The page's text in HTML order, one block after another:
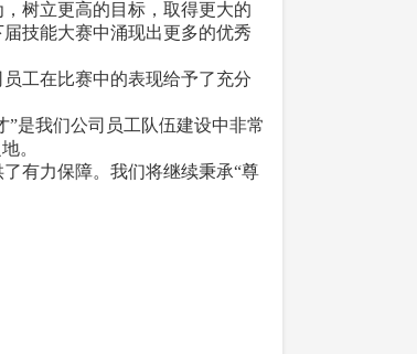
树立更高的目标，取得更大的
技能大赛中涌现出更多的优秀
工在比赛中的表现给予了充分
是我们公司员工队伍建设中非常
。
有力保障。我们将继续秉承“尊